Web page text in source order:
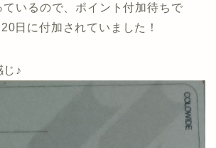
ているので、ポイント付加待ちで
日に付加されていました！
じ♪